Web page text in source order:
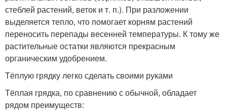
стеблей растений, веток и т. п.). При разложении
выделяется тепло, что помогает корням растений
переносить перепады весенней температуры. К тому же
растительные остатки являются прекрасным
органическим удобрением.
Тёплую грядку легко сделать своими руками
Тёплая грядка, по сравнению с обычной, обладает
рядом преимуществ: